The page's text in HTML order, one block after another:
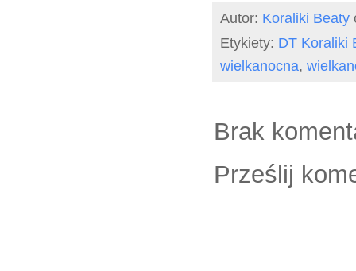
Autor: Koraliki Beaty
Etykiety: DT Koraliki
wielkanocna,
Brak
Prześlij